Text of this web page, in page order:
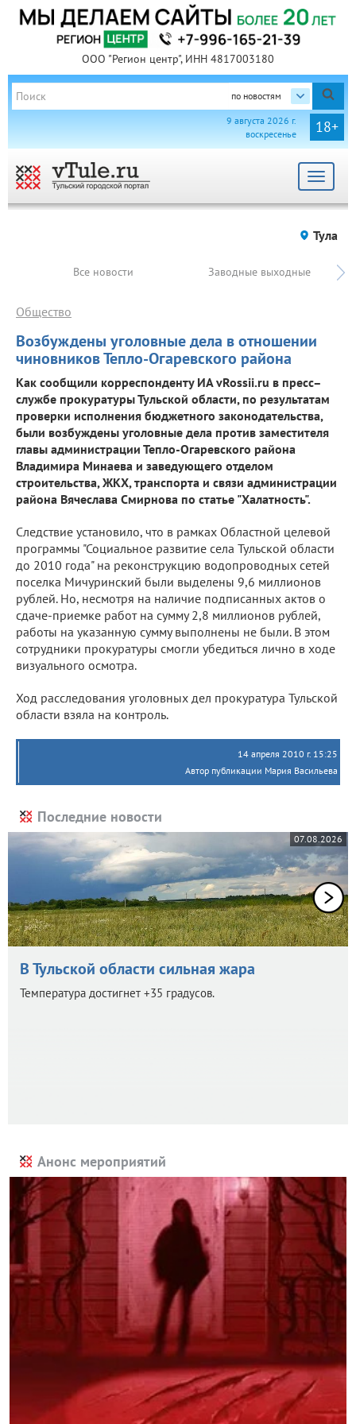
ООО "Регион центр", ИНН 4817003180
по новостям
18+
9 августа 2026 г.
воскресенье
Toggle
Тула
Все новости Заводные выходные
Возбуждены уголовные дела в отношении
чиновников Тепло-Огаревского района
Общество
Как сообщили корреспонденту ИА vRossii.ru в пресс–
службе прокуратуры Тульской области, по результатам
проверки исполнения бюджетного законодательства,
были возбуждены уголовные дела против заместителя
главы администрации Тепло-Огаревского района
Владимира Минаева и заведующего отделом
строительства, ЖКХ, транспорта и связи администрации
района Вячеслава Смирнова по статье "Халатность".
Следствие установило, что в рамках Областной целевой
программы "Социальное развитие села Тульской области
до 2010 года" на реконструкцию водопроводных сетей
поселка Мичуринский были выделены 9,6 миллионов
рублей. Но, несмотря на наличие подписанных актов о
сдаче-приемке работ на сумму 2,8 миллионов рублей,
работы на указанную сумму выполнены не были. В этом
сотрудники прокуратуры смогли убедиться лично в ходе
визуального осмотра.
Ход расследования уголовных дел прокуратура Тульской
области взяла на контроль.
14 апреля 2010 г. 15:25
Автор публикации Мария Васильева
Последние новости
07.08.2026
В Тульской области сильная жара
Температура достигнет +35 градусов.
Анонс мероприятий